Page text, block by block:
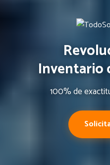
Inventario
100% de